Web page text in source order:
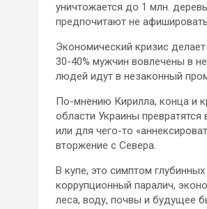
уничтожается до 1 млн.
предпочитают не
Экономический кризис
30-40% мужчин вовлечены в
людей идут в незаконный
По-мнению Кирилла, конца и
области Украины
или для чего-то
вторжение с Севера.
В купе, это симптом
коррупционный паралич,
леса, воду, почвы и будущее